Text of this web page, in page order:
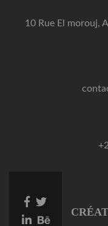
10 Rue El morouj,
Facebook
link
Twitter
LinkedinBehance